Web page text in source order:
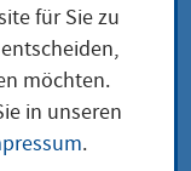
für
für Sie zu
möchten.
in unseren
.